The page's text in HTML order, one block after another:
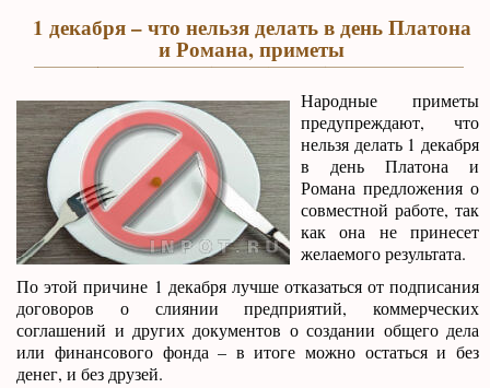
1 декабря – что нельзя делать в день Платона
и Романа, приметы
Народные приметы
предупреждают, что
нельзя делать 1 декабря
в день Платона и
Романа предложения о
совместной работе, так
как она не принесет
желаемого результата.
По этой причине 1 декабря лучше отказаться от подписания
договоров о слиянии предприятий, коммерческих
соглашений и других документов о создании общего дела
или финансового фонда – в итоге можно остаться и без
денег, и без друзей.